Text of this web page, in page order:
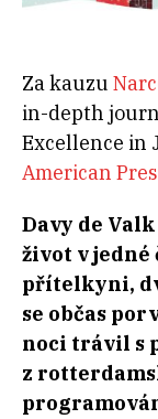
Za kauzu
in-depth
Excellence in
American
Davy de
život v
přítelkyni,
se občas
noci trávil s
z